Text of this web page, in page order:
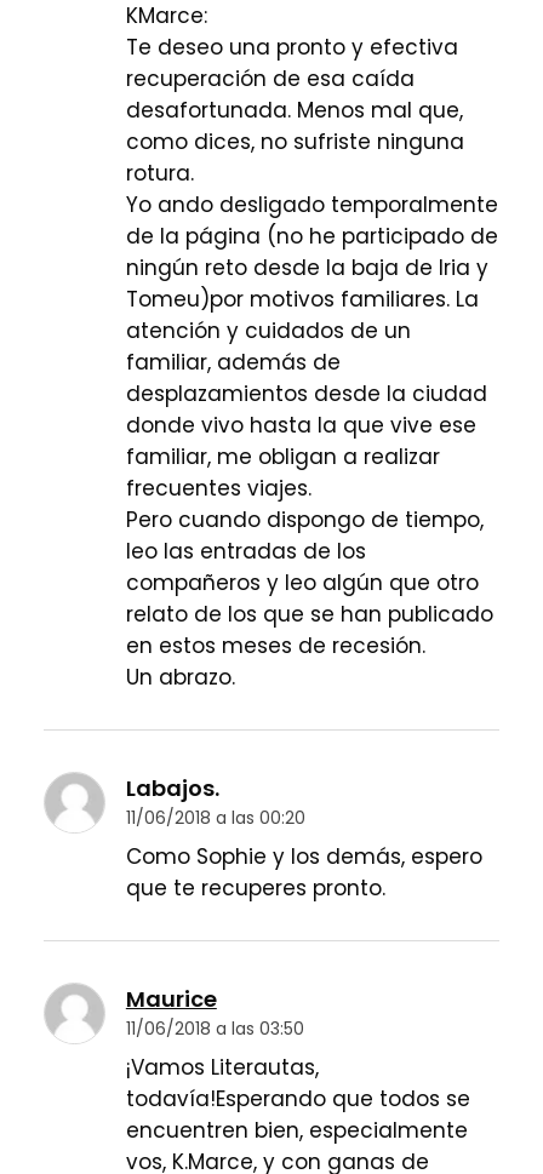
KMarce:
Te deseo una pronto y efectiva
recuperación de esa caída
desafortunada. Menos mal que,
como dices, no sufriste ninguna
rotura.
Yo ando desligado temporalmente
de la página (no he participado de
ningún reto desde la baja de Iria y
Tomeu)por motivos familiares. La
atención y cuidados de un
familiar, además de
desplazamientos desde la ciudad
donde vivo hasta la que vive ese
familiar, me obligan a realizar
frecuentes viajes.
Pero cuando dispongo de tiempo,
leo las entradas de los
compañeros y leo algún que otro
relato de los que se han publicado
en estos meses de recesión.
Un abrazo.
Labajos.
11/06/2018 a las 00:20
Como Sophie y los demás, espero
que te recuperes pronto.
Maurice
11/06/2018 a las 03:50
¡Vamos Literautas,
todavía!Esperando que todos se
encuentren bien, especialmente
vos, K.Marce, y con ganas de